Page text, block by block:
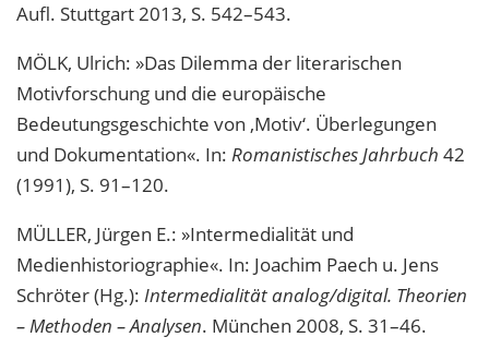
Aufl. Stuttgart 2013, S. 542–543.
MÖLK, Ulrich: »Das Dilemma der literarischen
Motivforschung und die europäische
Bedeutungsgeschichte von ‚Motiv‘. Überlegungen
und Dokumentation«. In: Romanistisches Jahrbuch 42
(1991), S. 91–120.
MÜLLER, Jürgen E.: »Intermedialität und
Medienhistoriographie«. In: Joachim Paech u. Jens
Schröter (Hg.): Intermedialität analog/digital. Theorien
– Methoden – Analysen. München 2008, S. 31–46.